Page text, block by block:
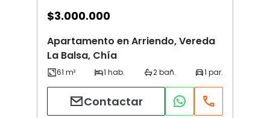
$3.000.000
Apartamento en Arriendo, Vereda
La Balsa, Chía
Contactar